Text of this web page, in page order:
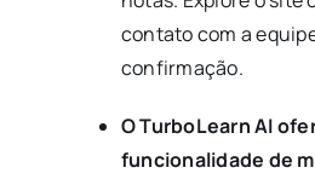
contato com a
confirmação.
O TurboLearn AI
funcionalidade de